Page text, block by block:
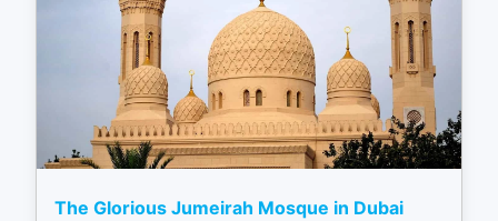
The Glorious Jumeirah Mosque in Dubai